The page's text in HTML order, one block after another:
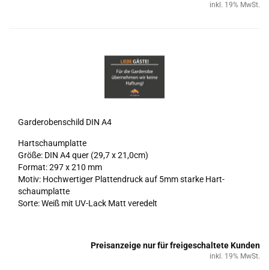
inkl. 19% MwSt.
Gar­de­ro­ben­schild DIN A4
Hart­schaum­plat­te
Größe: DIN A4 quer (29,7 x 21,0cm)
For­mat: 297 x 210 mm
Motiv: Hoch­wer­ti­ger Plat­ten­druck auf 5mm star­ke Hart­
schaum­plat­te
Sorte: Weiß mit UV-​Lack Matt ver­edelt
Preisanzeige nur für freigeschaltete Kunden
inkl. 19% MwSt.